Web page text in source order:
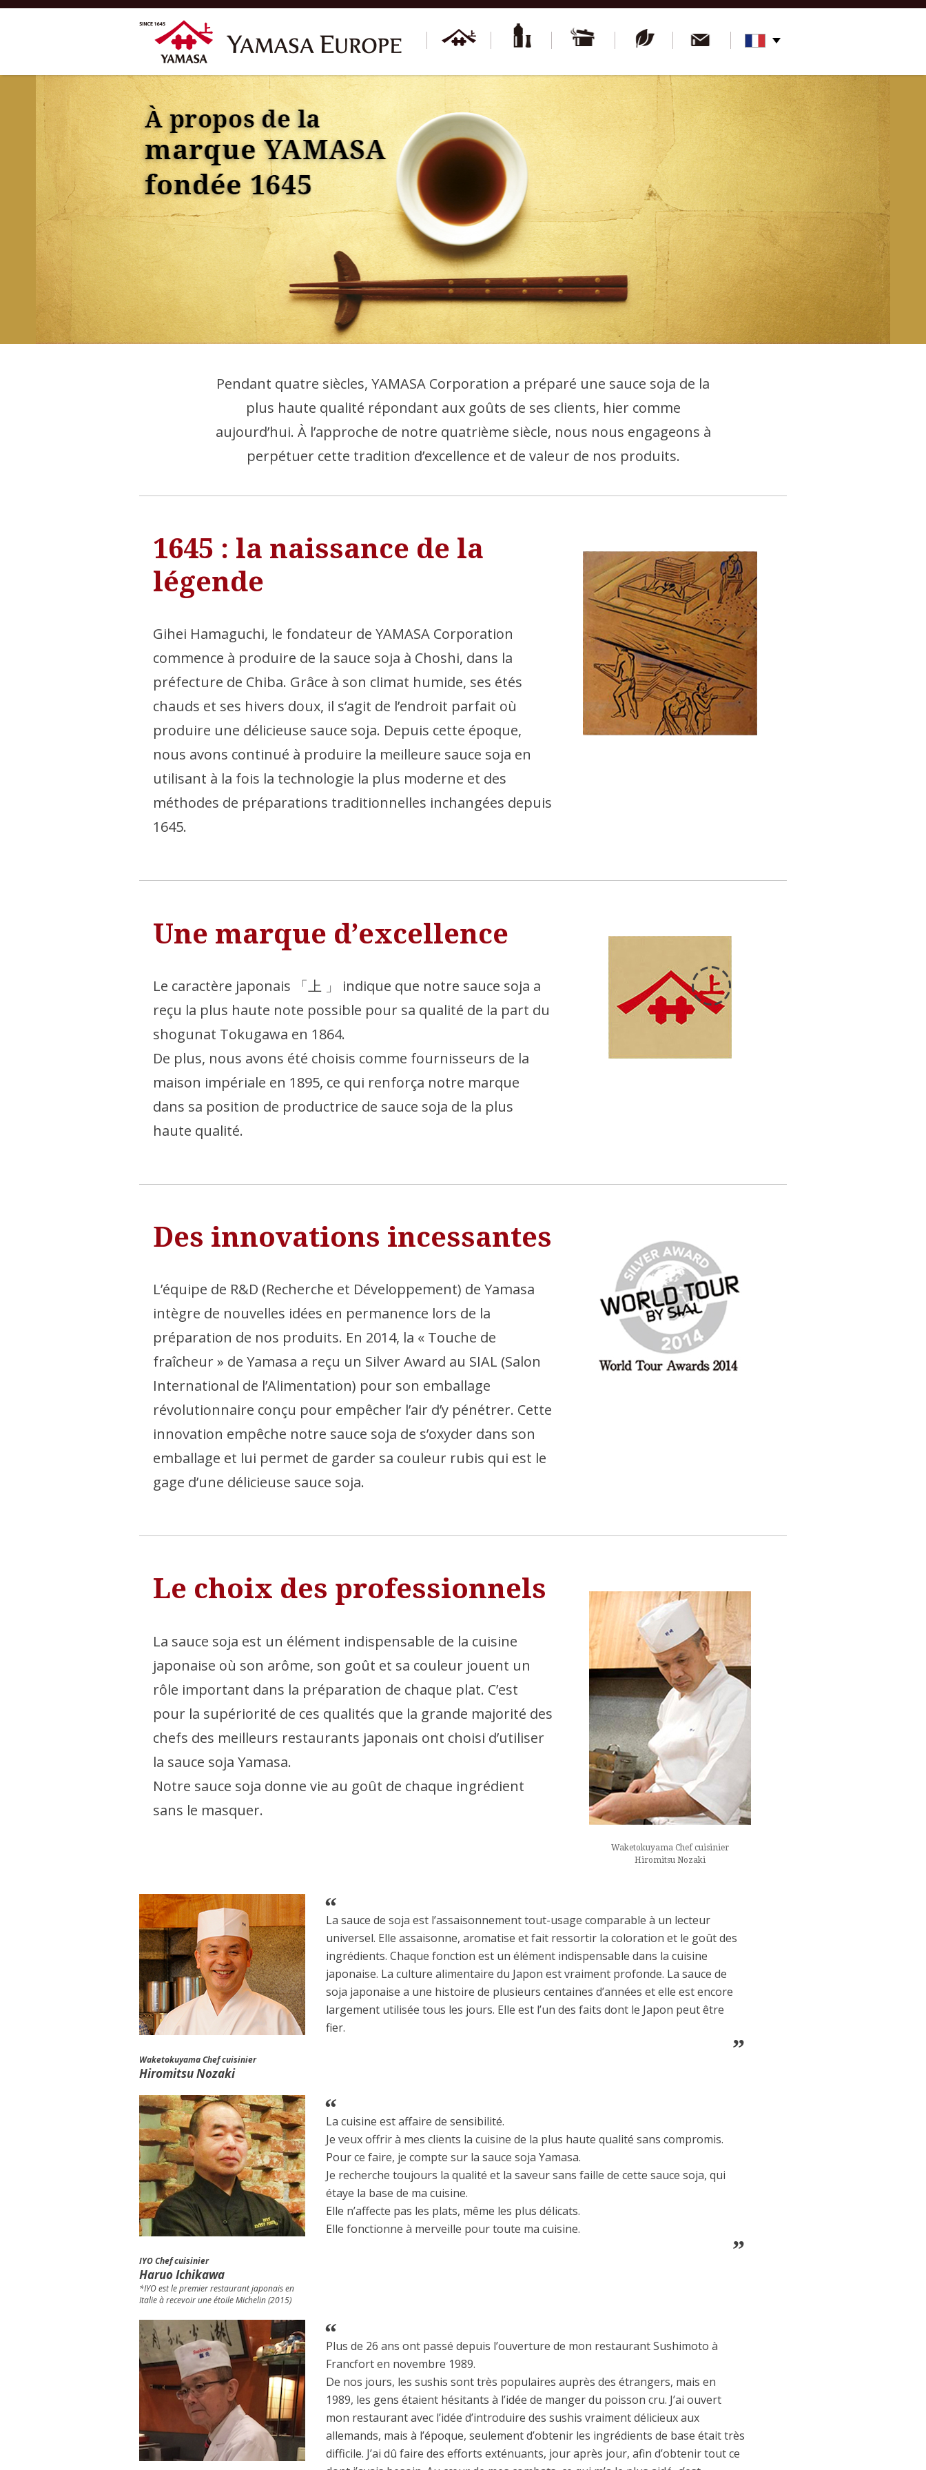
À propos de
la marque
YAMASA
Produits Recettes Environnementales
Contact Español
Français
Italiano
русский
Pendant quatre siècles, YAMASA Corporation a préparé une sauce soja de la
plus haute qualité répondant aux goûts de ses clients, hier comme
aujourd’hui. À l’approche de notre quatrième siècle, nous nous engageons à
perpétuer cette tradition d’excellence et de valeur de nos produits.
1645 : la naissance de la
légende
Gihei Hamaguchi, le fondateur de YAMASA Corporation
commence à produire de la sauce soja à Choshi, dans la
préfecture de Chiba. Grâce à son climat humide, ses étés
chauds et ses hivers doux, il s’agit de l’endroit parfait où
produire une délicieuse sauce soja. Depuis cette époque,
nous avons continué à produire la meilleure sauce soja en
utilisant à la fois la technologie la plus moderne et des
méthodes de préparations traditionnelles inchangées depuis
1645.
Une marque d’excellence
Le caractère japonais 「上 」 indique que notre sauce soja a
reçu la plus haute note possible pour sa qualité de la part du
shogunat Tokugawa en 1864.
De plus, nous avons été choisis comme fournisseurs de la
maison impériale en 1895, ce qui renforça notre marque
dans sa position de productrice de sauce soja de la plus
haute qualité.
Des innovations incessantes
L’équipe de R&D (Recherche et Développement) de Yamasa
intègre de nouvelles idées en permanence lors de la
préparation de nos produits. En 2014, la « Touche de
fraîcheur » de Yamasa a reçu un Silver Award au SIAL (Salon
International de l’Alimentation) pour son emballage
révolutionnaire conçu pour empêcher l’air d’y pénétrer. Cette
innovation empêche notre sauce soja de s’oxyder dans son
emballage et lui permet de garder sa couleur rubis qui est le
gage d’une délicieuse sauce soja.
Waketokuyama Chef cuisinier
Hiromitsu Nozaki
Le choix des professionnels
La sauce soja est un élément indispensable de la cuisine
japonaise où son arôme, son goût et sa couleur jouent un
rôle important dans la préparation de chaque plat. C’est
pour la supériorité de ces qualités que la grande majorité des
chefs des meilleurs restaurants japonais ont choisi d’utiliser
la sauce soja Yamasa.
Notre sauce soja donne vie au goût de chaque ingrédient
sans le masquer.
Waketokuyama Chef cuisinier
Hiromitsu Nozaki
La sauce de soja est l’assaisonnement tout-usage comparable à un lecteur
universel. Elle assaisonne, aromatise et fait ressortir la coloration et le goût des
ingrédients. Chaque fonction est un élément indispensable dans la cuisine
japonaise. La culture alimentaire du Japon est vraiment profonde. La sauce de
soja japonaise a une histoire de plusieurs centaines d’années et elle est encore
largement utilisée tous les jours. Elle est l’un des faits dont le Japon peut être
fier.
IYO Chef cuisinier
Haruo Ichikawa
*IYO est le premier restaurant japonais en
Italie à recevoir une étoile Michelin (2015)
La cuisine est affaire de sensibilité.
Je veux offrir à mes clients la cuisine de la plus haute qualité sans compromis.
Pour ce faire, je compte sur la sauce soja Yamasa.
Je recherche toujours la qualité et la saveur sans faille de cette sauce soja, qui
étaye la base de ma cuisine.
Elle n’affecte pas les plats, même les plus délicats.
Elle fonctionne à merveille pour toute ma cuisine.
Plus de 26 ans ont passé depuis l’ouverture de mon restaurant Sushimoto à
Francfort en novembre 1989.
De nos jours, les sushis sont très populaires auprès des étrangers, mais en
1989, les gens étaient hésitants à l’idée de manger du poisson cru. J’ai ouvert
mon restaurant avec l’idée d’introduire des sushis vraiment délicieux aux
allemands, mais à l’époque, seulement d’obtenir les ingrédients de base était très
difficile. J’ai dû faire des efforts exténuants, jour après jour, afin d’obtenir tout ce